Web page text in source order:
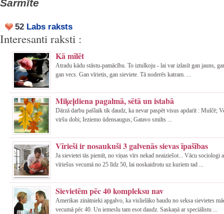
Sarmīte
52 Labs raksts
Interesanti raksti :
Kā mīlēt
Atradu kādu stāstu-pamācību. To iztulkoju - lai var izlasīt gan jauns,
gan vecs. Gan vīrietis, gan sieviete. Tā noderēs katram. ...
Miķeļdiena pagalmā, sētā un istabā
Dārzā darbu pašlaik tik daudz, ka nevar paspēt visus apdarīt : Mulčē;
viršu dobi; Ieziemo ūdensaugus; Gatavo smilts ...
Vīrieši ir nosaukuši 3 galvenās sievas īpašības
Ja sievietei tās piemīt, no viņas vīrs nekad neaiziešot... Vācu sociologi
vīriešus vecumā no 25 līdz 50, lai noskaidrotu uz kuriem tad ...
Sievietēm pēc 40 kompleksu nav
Amerikas zinātnieki apgalvo, ka vislielāko baudu no seksa sievietes
vecumā pēc 40. Un iemeslu tam esot daudz. Saskaņā ar speciālistu ...